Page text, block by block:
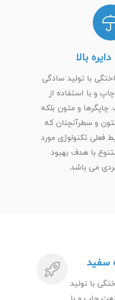
بالا
با تولید سادگی
و با استفاده از
و متون بلکه
و سطرآنچنان که
فعلی تکنولوژی مورد
با هدف بهبود
می باشد.
سفید
با تولید